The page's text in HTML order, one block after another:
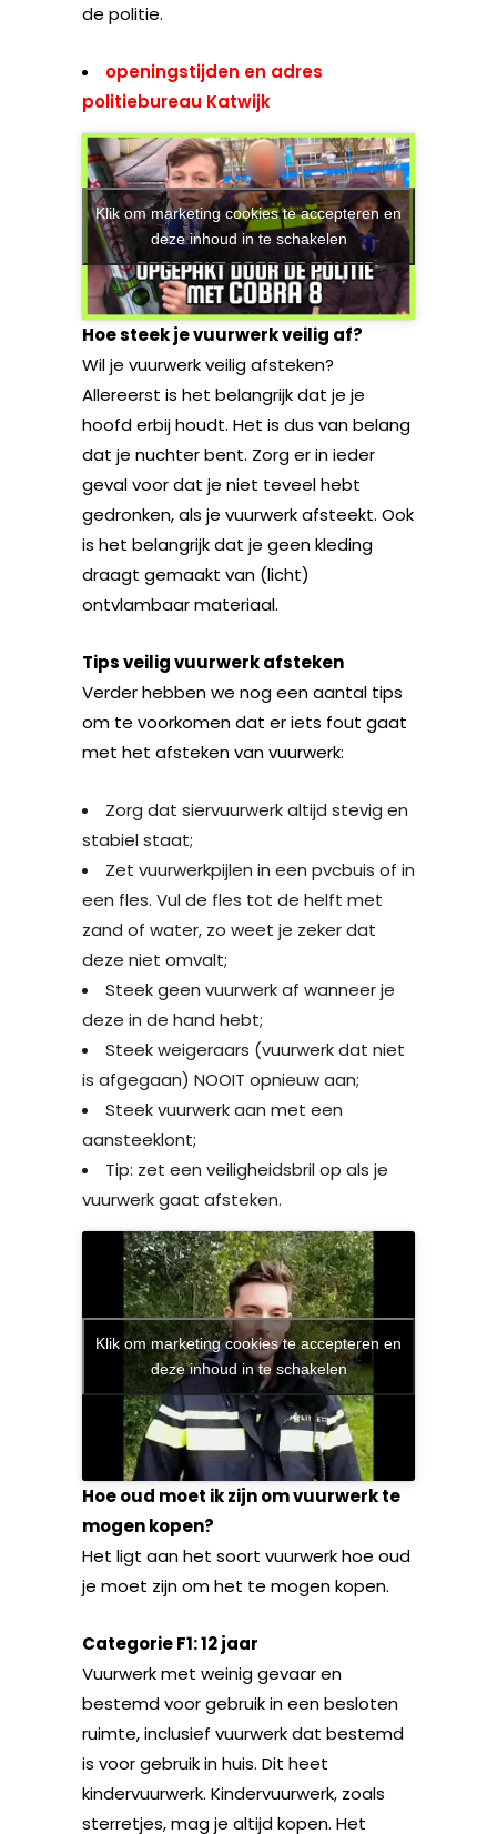
de politie.
openingstijden en adres
politiebureau Katwijk
Klik om marketing cookies te accepteren en
deze inhoud in te schakelen
Hoe steek je vuurwerk veilig af?
Wil je vuurwerk veilig afsteken?
Allereerst is het belangrijk dat je je
hoofd erbij houdt. Het is dus van belang
dat je nuchter bent. Zorg er in ieder
geval voor dat je niet teveel hebt
gedronken, als je vuurwerk afsteekt. Ook
is het belangrijk dat je geen kleding
draagt gemaakt van (licht)
ontvlambaar materiaal.
Tips veilig vuurwerk afsteken
Verder hebben we nog een aantal tips
om te voorkomen dat er iets fout gaat
met het afsteken van vuurwerk:
Zorg dat siervuurwerk altijd stevig en
stabiel staat;
Zet vuurwerkpijlen in een pvc­buis of in
een fles. Vul de fles tot de helft met
zand of water, zo weet je zeker dat
deze niet omvalt;
Steek geen vuurwerk af wanneer je
deze in de hand hebt;
Steek weigeraars (vuurwerk dat niet
is afgegaan) NOOIT opnieuw aan;
Steek vuurwerk aan met een
aansteeklont;
Tip: zet een veiligheidsbril op als je
vuurwerk gaat afsteken.
Klik om marketing cookies te accepteren en
deze inhoud in te schakelen
Hoe oud moet ik zijn om vuurwerk te
mogen kopen?
Het ligt aan het soort vuurwerk hoe oud
je moet zijn om het te mogen kopen.
Categorie F1: 12 jaar
Vuurwerk met weinig gevaar en
bestemd voor gebruik in een besloten
ruimte, inclusief vuurwerk dat bestemd
is voor gebruik in huis. Dit heet
kindervuurwerk. Kindervuurwerk, zoals
sterretjes, mag je altijd kopen. Het